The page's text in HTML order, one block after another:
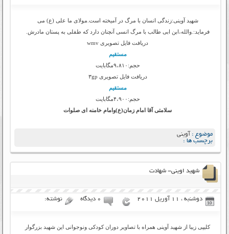
شهید آوینی:زندگی انسان با مرگ در آمیخته است.مولای ما علی (ع) می
فرماید:.والله،ابن ابی طالب با مرگ انسی آنچنان دارد که طفلی به پستان مادرش.
دریافت فایل تصویری wmv
مستقیم
حجم:۹،۸۱۰مگابایت
دریافت فایل تصویری ۳gp
مستقیم
حجم:۴،۹۰۰مگابایت
سلامتی آقا امام زمان(ع)وامام خامنه ای صلوات
موضوع : آوینی
برچسب ها :
شهید اوینی- شهادت
دوشنبه ، 11 آوریل 2011 ۰ دیدگاه نوشته:
کلیپی زیبا از شهید آوینی همراه با تصاویر دوران کودکی ونوجوانی این شهید بزرگوار